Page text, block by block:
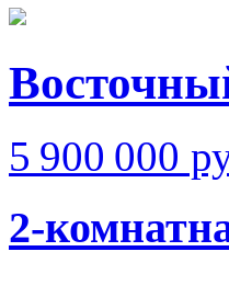
5 900 000
2-